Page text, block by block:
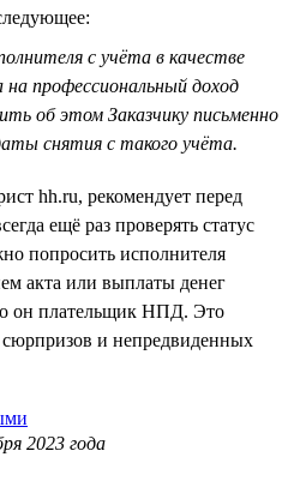
с учёта в качестве
на профессиональный доход
об этом Заказчику письменно
снятия с такого учёта.
hh.ru, рекомендует перед
ещё раз проверять статус
попросить исполнителя
акта или выплаты денег
он плательщик НПД. Это
и непредвиденных
2023 года